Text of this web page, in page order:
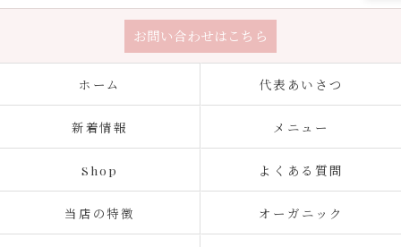
お問い合わせはこちら
ホーム 代表あいさつ
新着情報 メニュー
Shop よくある質問
当店の特徴 オーガニック